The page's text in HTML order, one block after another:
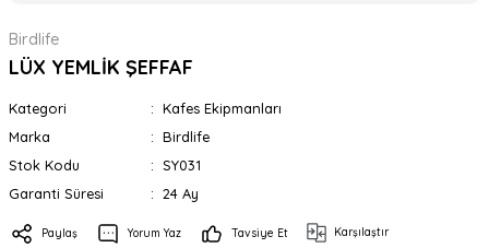
Birdlife
LÜX YEMLİK ŞEFFAF
Kategori
Kafes Ekipmanları
Marka
Birdlife
Stok Kodu
SY031
Garanti Süresi
24 Ay
Paylaş Yorum Yaz Tavsiye Et Karşılaştır